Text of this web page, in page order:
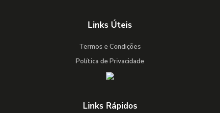
Links Úteis
Termos e Condições
Política de Privacidade
Links Rápidos